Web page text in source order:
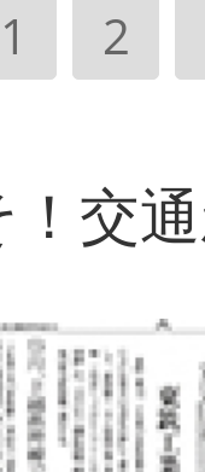
1 2
交